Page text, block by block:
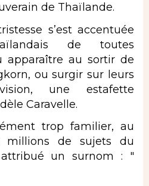
de Thaïlande.
s’est accentuée
de toutes
apparaître au sortir de
ou surgir sur leurs
une estafette
Caravelle.
trop familier, au
de sujets du
un surnom : "